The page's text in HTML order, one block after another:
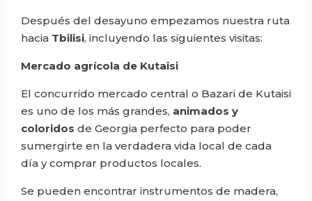
Después del desayuno empezamos nuestra ruta
hacia Tbilisi, incluyendo las siguientes visitas:
Mercado agrícola de Kutaisi
El concurrido mercado central o Bazari de Kutaisi
es uno de los más grandes, animados y
coloridos de Georgia perfecto para poder
sumergirte en la verdadera vida local de cada
día y comprar productos locales.
Se pueden encontrar instrumentos de madera,